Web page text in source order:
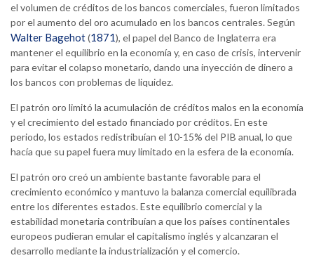
el volumen de créditos de los bancos comerciales, fueron limitados
por el aumento del oro acumulado en los bancos centrales. Según
Walter Bagehot(1871), el papel del Banco de Inglaterra era
mantener el equilibrio en la economía y, en caso de crisis, intervenir
para evitar el colapso monetario, dando una inyección de dinero a
los bancos con problemas de liquidez.
El patrón oro limitó la acumulación de créditos malos en la economía
y el crecimiento del estado financiado por créditos. En este
periodo, los estados redistribuían el 10-15% del PIB anual, lo que
hacía que su papel fuera muy limitado en la esfera de la economía.
El patrón oro creó un ambiente bastante favorable para el
crecimiento económico y mantuvo la balanza comercial equilibrada
entre los diferentes estados. Este equilibrio comercial y la
estabilidad monetaria contribuían a que los países continentales
europeos pudieran emular el capitalismo inglés y alcanzaran el
desarrollo mediante la industrialización y el comercio.